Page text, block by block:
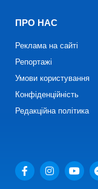
ПРО НАС
Реклама на сайті
Репортажі
Умови користування
Конфіденційність
Редакційна політика